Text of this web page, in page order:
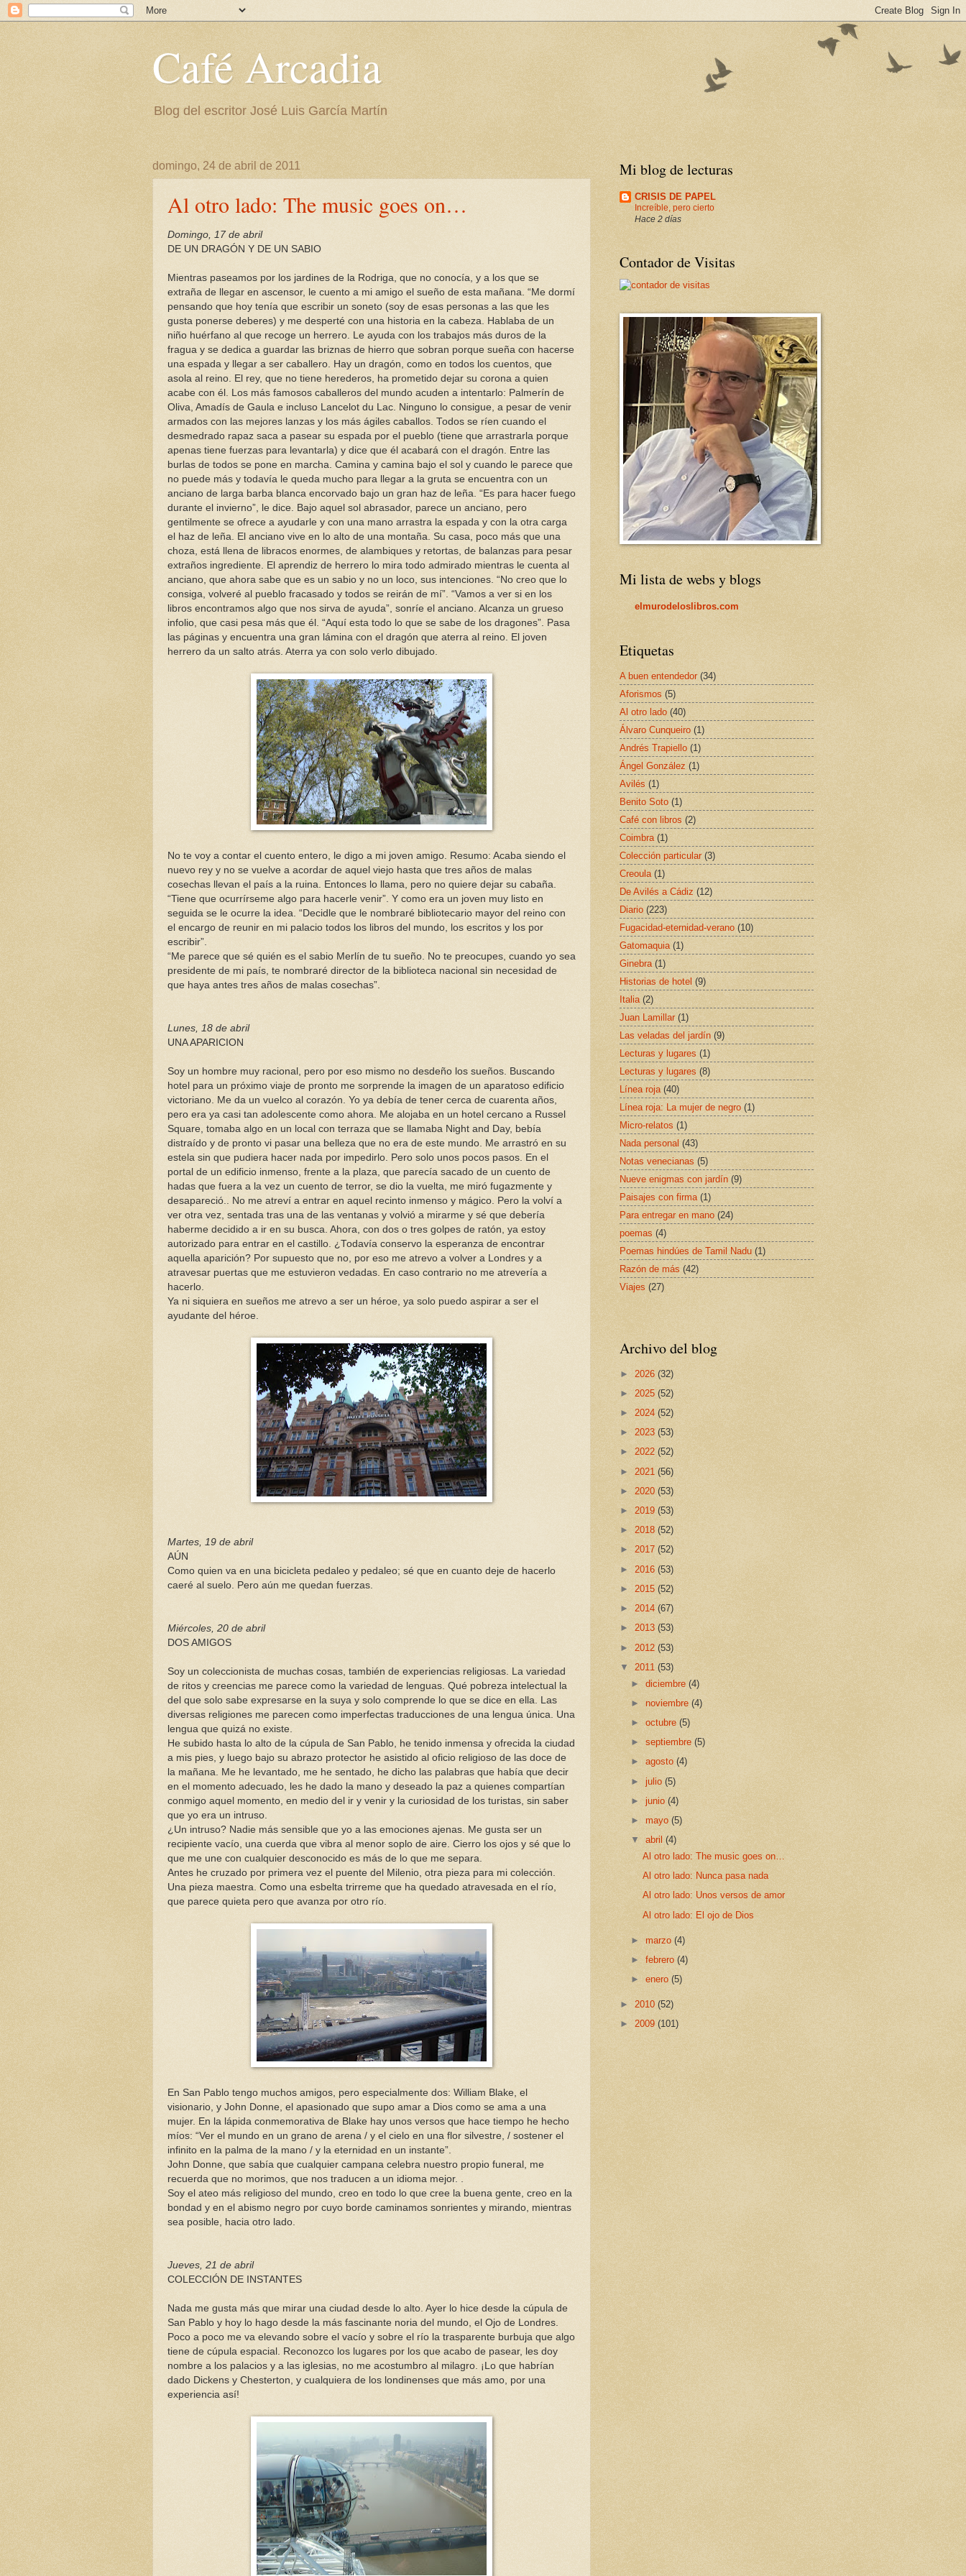
Café Arcadia
Blog del escritor José Luis García Martín
domingo, 24 de abril de 2011
Al otro lado: The music goes on…
Domingo, 17 de abril
DE UN DRAGÓN Y DE UN SABIO
Mientras paseamos por los jardines de la Rodriga, que no conocía, y a los que se
extraña de llegar en ascensor, le cuento a mi amigo el sueño de esta mañana. “Me dormí
pensando que hoy tenía que escribir un soneto (soy de esas personas a las que les
gusta ponerse deberes) y me desperté con una historia en la cabeza. Hablaba de un
niño huérfano al que recoge un herrero. Le ayuda con los trabajos más duros de la
fragua y se dedica a guardar las briznas de hierro que sobran porque sueña con hacerse
una espada y llegar a ser caballero. Hay un dragón, como en todos los cuentos, que
asola al reino. El rey, que no tiene herederos, ha prometido dejar su corona a quien
acabe con él. Los más famosos caballeros del mundo acuden a intentarlo: Palmerín de
Oliva, Amadís de Gaula e incluso Lancelot du Lac. Ninguno lo consigue, a pesar de venir
armados con las mejores lanzas y los más ágiles caballos. Todos se ríen cuando el
desmedrado rapaz saca a pasear su espada por el pueblo (tiene que arrastrarla porque
apenas tiene fuerzas para levantarla) y dice que él acabará con el dragón. Entre las
burlas de todos se pone en marcha. Camina y camina bajo el sol y cuando le parece que
no puede más y todavía le queda mucho para llegar a la gruta se encuentra con un
anciano de larga barba blanca encorvado bajo un gran haz de leña. “Es para hacer fuego
durante el invierno”, le dice. Bajo aquel sol abrasador, parece un anciano, pero
gentilmente se ofrece a ayudarle y con una mano arrastra la espada y con la otra carga
el haz de leña. El anciano vive en lo alto de una montaña. Su casa, poco más que una
choza, está llena de libracos enormes, de alambiques y retortas, de balanzas para pesar
extraños ingrediente. El aprendiz de herrero lo mira todo admirado mientras le cuenta al
anciano, que ahora sabe que es un sabio y no un loco, sus intenciones. “No creo que lo
consiga, volveré al pueblo fracasado y todos se reirán de mí”. “Vamos a ver si en los
libros encontramos algo que nos sirva de ayuda”, sonríe el anciano. Alcanza un grueso
infolio, que casi pesa más que él. “Aquí esta todo lo que se sabe de los dragones”. Pasa
las páginas y encuentra una gran lámina con el dragón que aterra al reino. El joven
herrero da un salto atrás. Aterra ya con solo verlo dibujado.
No te voy a contar el cuento entero, le digo a mi joven amigo. Resumo: Acaba siendo el
nuevo rey y no se vuelve a acordar de aquel viejo hasta que tres años de malas
cosechas llevan el país a la ruina. Entonces lo llama, pero no quiere dejar su cabaña.
“Tiene que ocurrírseme algo para hacerle venir”. Y como era un joven muy listo en
seguida se le ocurre la idea. “Decidle que le nombraré bibliotecario mayor del reino con
el encargo de reunir en mi palacio todos los libros del mundo, los escritos y los por
escribir”.
“Me parece que sé quién es el sabio Merlín de tu sueño. No te preocupes, cuando yo sea
presidente de mi país, te nombraré director de la biblioteca nacional sin necesidad de
que haya antes tres años de malas cosechas”.
Lunes, 18 de abril
UNA APARICION
Soy un hombre muy racional, pero por eso mismo no desdeño los sueños. Buscando
hotel para un próximo viaje de pronto me sorprende la imagen de un aparatoso edificio
victoriano. Me da un vuelco al corazón. Yo ya debía de tener cerca de cuarenta años,
pero era ya casi tan adolescente como ahora. Me alojaba en un hotel cercano a Russel
Square, tomaba algo en un local con terraza que se llamaba Night and Day, bebía
distraído y de pronto vi pasar una belleza que no era de este mundo. Me arrastró en su
estela sin que pudiera hacer nada por impedirlo. Pero solo unos pocos pasos. En el
portal de un edificio inmenso, frente a la plaza, que parecía sacado de un cuento de
hadas que fuera a la vez un cuento de terror, se dio la vuelta, me miró fugazmente y
desapareció.. No me atreví a entrar en aquel recinto inmenso y mágico. Pero la volví a
ver otra vez, sentada tras una de las ventanas y volvió a mirarme y sé que debería
haberme decidido a ir en su busca. Ahora, con dos o tres golpes de ratón, ya estoy
autorizado para entrar en el castillo. ¿Todavía conservo la esperanza de encontrar
aquella aparición? Por supuesto que no, por eso me atrevo a volver a Londres y a
atravesar puertas que me estuvieron vedadas. En caso contrario no me atrevería a
hacerlo.
Ya ni siquiera en sueños me atrevo a ser un héroe, ya solo puedo aspirar a ser el
ayudante del héroe.
Martes, 19 de abril
AÚN
Como quien va en una bicicleta pedaleo y pedaleo; sé que en cuanto deje de hacerlo
caeré al suelo. Pero aún me quedan fuerzas.
Miércoles, 20 de abril
DOS AMIGOS
Soy un coleccionista de muchas cosas, también de experiencias religiosas. La variedad
de ritos y creencias me parece como la variedad de lenguas. Qué pobreza intelectual la
del que solo sabe expresarse en la suya y solo comprende lo que se dice en ella. Las
diversas religiones me parecen como imperfectas traducciones de una lengua única. Una
lengua que quizá no existe.
He subido hasta lo alto de la cúpula de San Pablo, he tenido inmensa y ofrecida la ciudad
a mis pies, y luego bajo su abrazo protector he asistido al oficio religioso de las doce de
la mañana. Me he levantado, me he sentado, he dicho las palabras que había que decir
en el momento adecuado, les he dado la mano y deseado la paz a quienes compartían
conmigo aquel momento, en medio del ir y venir y la curiosidad de los turistas, sin saber
que yo era un intruso.
¿Un intruso? Nadie más sensible que yo a las emociones ajenas. Me gusta ser un
recipiente vacío, una cuerda que vibra al menor soplo de aire. Cierro los ojos y sé que lo
que me une con cualquier desconocido es más de lo que me separa.
Antes he cruzado por primera vez el puente del Milenio, otra pieza para mi colección.
Una pieza maestra. Como una esbelta trirreme que ha quedado atravesada en el río,
que parece quieta pero que avanza por otro río.
En San Pablo tengo muchos amigos, pero especialmente dos: William Blake, el
visionario, y John Donne, el apasionado que supo amar a Dios como se ama a una
mujer. En la lápida conmemorativa de Blake hay unos versos que hace tiempo he hecho
míos: “Ver el mundo en un grano de arena / y el cielo en una flor silvestre, / sostener el
infinito en la palma de la mano / y la eternidad en un instante”.
John Donne, que sabía que cualquier campana celebra nuestro propio funeral, me
recuerda que no morimos, que nos traducen a un idioma mejor. .
Soy el ateo más religioso del mundo, creo en todo lo que cree la buena gente, creo en la
bondad y en el abismo negro por cuyo borde caminamos sonrientes y mirando, mientras
sea posible, hacia otro lado.
Jueves, 21 de abril
COLECCIÓN DE INSTANTES
Nada me gusta más que mirar una ciudad desde lo alto. Ayer lo hice desde la cúpula de
San Pablo y hoy lo hago desde la más fascinante noria del mundo, el Ojo de Londres.
Poco a poco me va elevando sobre el vacío y sobre el río la trasparente burbuja que algo
tiene de cúpula espacial. Reconozco los lugares por los que acabo de pasear, les doy
nombre a los palacios y a las iglesias, no me acostumbro al milagro. ¡Lo que habrían
dado Dickens y Chesterton, y cualquiera de los londinenses que más amo, por una
experiencia así!
Mi blog de lecturas
CRISIS DE PAPEL
Increíble, pero cierto
Hace 2 días
Contador de Visitas
Mi lista de webs y blogs
elmurodeloslibros.com
Etiquetas
A buen entendedor (34)
Aforismos (5)
Al otro lado (40)
Álvaro Cunqueiro (1)
Andrés Trapiello (1)
Ángel González (1)
Avilés (1)
Benito Soto (1)
Café con libros (2)
Coimbra (1)
Colección particular (3)
Creoula (1)
De Avilés a Cádiz (12)
Diario (223)
Fugacidad-eternidad-verano (10)
Gatomaquia (1)
Ginebra (1)
Historias de hotel (9)
Italia (2)
Juan Lamillar (1)
Las veladas del jardín (9)
Lecturas y lugares (1)
Lecturas y lugares (8)
Línea roja (40)
Línea roja: La mujer de negro (1)
Micro-relatos (1)
Nada personal (43)
Notas venecianas (5)
Nueve enigmas con jardín (9)
Paisajes con firma (1)
Para entregar en mano (24)
poemas (4)
Poemas hindúes de Tamil Nadu (1)
Razón de más (42)
Viajes (27)
Archivo del blog
► 2026 (32)
► 2025 (52)
► 2024 (52)
► 2023 (53)
► 2022 (52)
► 2021 (56)
► 2020 (53)
► 2019 (53)
► 2018 (52)
► 2017 (52)
► 2016 (53)
► 2015 (52)
► 2014 (67)
► 2013 (53)
► 2012 (53)
▼ 2011 (53)
►diciembre(4)
►noviembre(4)
►octubre(5)
►septiembre(5)
►agosto(4)
►julio(5)
►junio(4)
►mayo(5)
▼abril(4)
Al otro lado: The music goes on…
Al otro lado: Nunca pasa nada
Al otro lado: Unos versos de amor
Al otro lado: El ojo de Dios
►marzo(4)
►febrero(4)
►enero(5)
► 2010 (52)
► 2009 (101)